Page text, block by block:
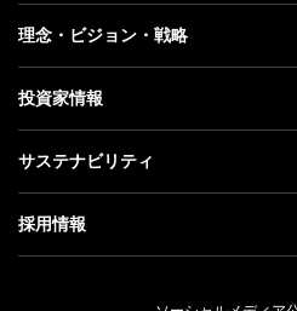
プレスリリース
更新情報
記者説明会
企業情報 トップ
社長メッセージ
事業紹介
ガバナンス
理念・ビジョン・戦略
理念・ビジョン・戦略 トップ
成長戦略「Activate AI for Society
人材戦略
投資家情報
投資家情報 トップ
経営方針
サステナビリティ
サステナビリティ トップ
トップメッセージ
採用情報